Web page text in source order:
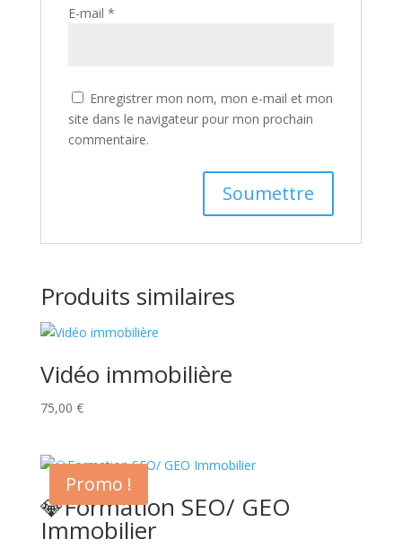
E-mail *
Enregistrer mon nom, mon e-mail et mon
site dans le navigateur pour mon prochain
commentaire.
Produits similaires
Vidéo immobilière
75,00 €
Promo !
💎Formation SEO/ GEO
Immobilier